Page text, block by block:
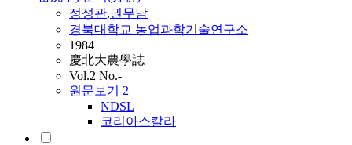
정성관,권무남
경북대학교 농업과학기술연구소
1984
慶北大農學誌
Vol.2 No.-
원문보기 2
NDSL
코리아스칼라